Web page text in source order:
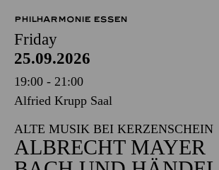
PHILHARMONIE ESSEN
Friday
25.09.2026
19:00 - 21:00
Alfried Krupp Saal
ALTE MUSIK BEI KERZENSCHEIN
ALBRECHT MAYER